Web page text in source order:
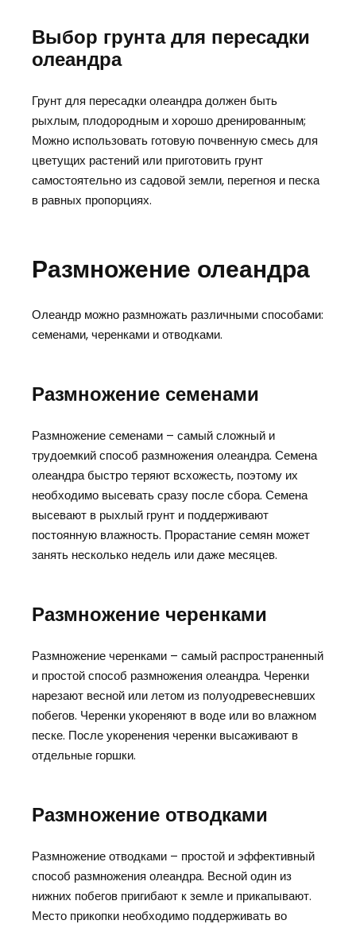
Выбор грунта для пересадки
олеандра
Грунт для пересадки олеандра должен быть
рыхлым, плодородным и хорошо дренированным;
Можно использовать готовую почвенную смесь для
цветущих растений или приготовить грунт
самостоятельно из садовой земли, перегноя и песка
в равных пропорциях.
Размножение олеандра
Олеандр можно размножать различными способами:
семенами, черенками и отводками.
Размножение семенами
Размножение семенами – самый сложный и
трудоемкий способ размножения олеандра. Семена
олеандра быстро теряют всхожесть, поэтому их
необходимо высевать сразу после сбора. Семена
высевают в рыхлый грунт и поддерживают
постоянную влажность. Прорастание семян может
занять несколько недель или даже месяцев.
Размножение черенками
Размножение черенками – самый распространенный
и простой способ размножения олеандра. Черенки
нарезают весной или летом из полуодревесневших
побегов. Черенки укореняют в воде или во влажном
песке. После укоренения черенки высаживают в
отдельные горшки.
Размножение отводками
Размножение отводками – простой и эффективный
способ размножения олеандра. Весной один из
нижних побегов пригибают к земле и прикапывают.
Место прикопки необходимо поддерживать во